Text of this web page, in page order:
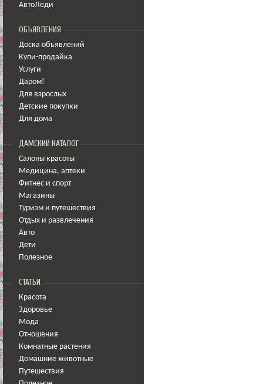
АвтоЛеди
ОБЪЯВЛЕНИЯ
Доска объявлений
Купи-продайка
Услуги
Даром!
Для взрослых
Детские покупки
Для дома
ДАМСКИЙ КАТАЛОГ
Салоны красоты
Медицина, аптеки
Фитнес и спорт
Магазины
Туризм и путешествия
Отдых и развлечения
Авто
Дети
Полезное
СТАТЬИ
Красота
Здоровье
Мода
Отношения
Комнатные растения
Домашние животные
Путешествия